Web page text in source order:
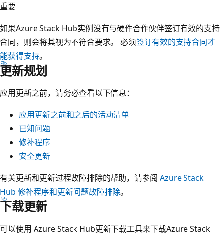
重要
如果Azure Stack Hub实例没有与硬件合作伙伴签订有效的支持
合同，则会将其视为不符合要求。 必须签订有效的支持合同才
能获得支持。
更新规划
应用更新之前，请务必查看以下信息：
应用更新之前和之后的活动清单
已知问题
修补程序
安全更新
有关更新和更新过程故障排除的帮助，请参阅 Azure Stack
Hub 修补程序和更新问题故障排除。
下载更新
可以使用 Azure Stack Hub更新下载工具来下载Azure Stack